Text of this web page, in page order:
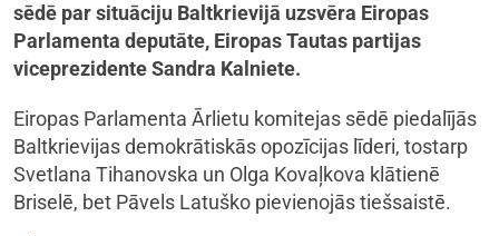
sēdē par situāciju Baltkrievijā uzsvēra Eiropas
Parlamenta deputāte, Eiropas Tautas partijas
viceprezidente Sandra Kalniete.
Eiropas Parlamenta Ārlietu komitejas sēdē piedalījās
Baltkrievijas demokrātiskās opozīcijas līderi, tostarp
Svetlana Tihanovska un Olga Kovaļkova klātienē
Briselē, bet Pāvels Latuško pievienojās tiešsaistē.